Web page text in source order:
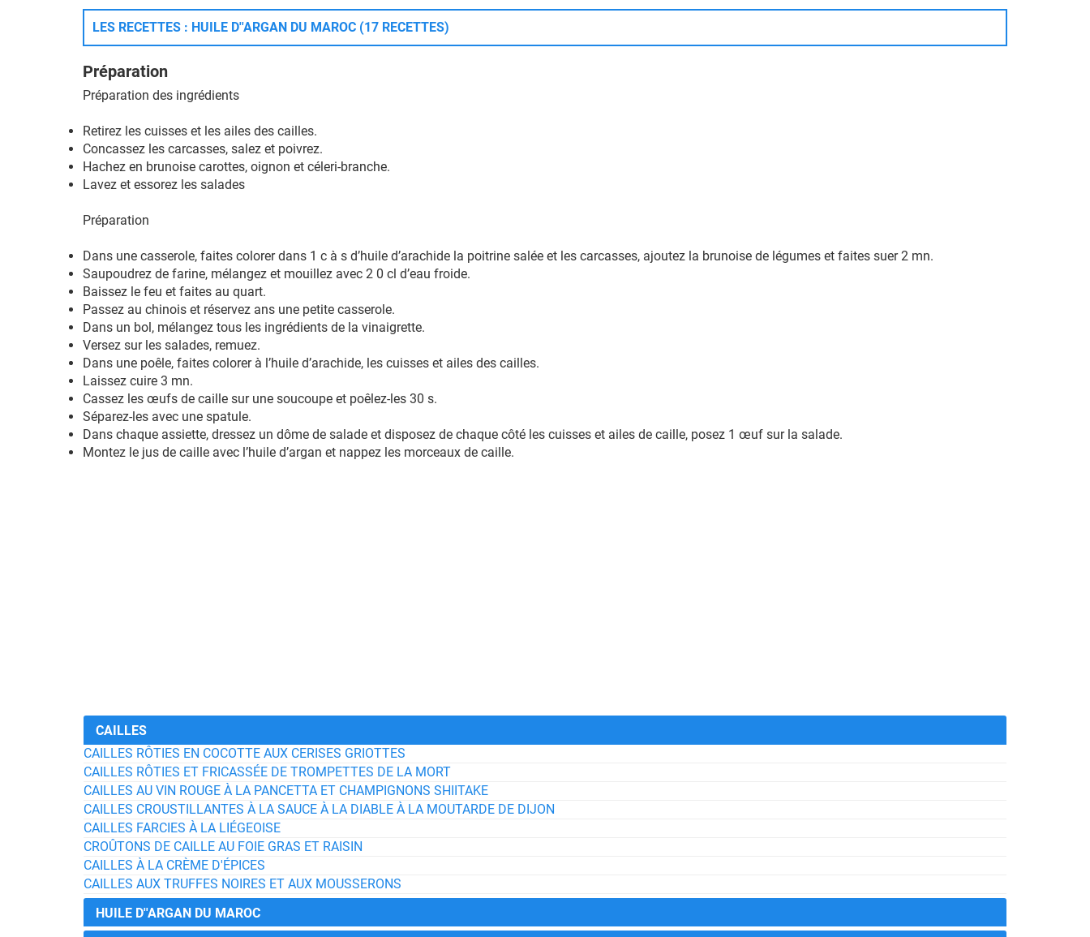
LES RECETTES : HUILE D''ARGAN DU MAROC (17 RECETTES)
Préparation
Préparation des ingrédients
Retirez les cuisses et les ailes des cailles.
Concassez les carcasses, salez et poivrez.
Hachez en brunoise carottes, oignon et céleri-branche.
Lavez et essorez les salades
Préparation
Dans une casserole, faites colorer dans 1 c à s d’huile d’arachide la poitrine salée et les carcasses, ajoutez la brunoise de légumes et faites suer 2 mn.
Saupoudrez de farine, mélangez et mouillez avec 2 0 cl d’eau froide.
Baissez le feu et faites au quart.
Passez au chinois et réservez ans une petite casserole.
Dans un bol, mélangez tous les ingrédients de la vinaigrette.
Versez sur les salades, remuez.
Dans une poêle, faites colorer à l’huile d’arachide, les cuisses et ailes des cailles.
Laissez cuire 3 mn.
Cassez les œufs de caille sur une soucoupe et poêlez-les 30 s.
Séparez-les avec une spatule.
Dans chaque assiette, dressez un dôme de salade et disposez de chaque côté les cuisses et ailes de caille, posez 1 œuf sur la salade.
Montez le jus de caille avec l’huile d’argan et nappez les morceaux de caille.
CAILLES
CAILLES RÔTIES EN COCOTTE AUX CERISES GRIOTTES
CAILLES RÔTIES ET FRICASSÉE DE TROMPETTES DE LA MORT
CAILLES AU VIN ROUGE À LA PANCETTA ET CHAMPIGNONS SHIITAKE
CAILLES CROUSTILLANTES À LA SAUCE À LA DIABLE À LA MOUTARDE DE DIJON
CAILLES FARCIES À LA LIÉGEOISE
CROÛTONS DE CAILLE AU FOIE GRAS ET RAISIN
CAILLES À LA CRÈME D'ÉPICES
CAILLES AUX TRUFFES NOIRES ET AUX MOUSSERONS
HUILE D''ARGAN DU MAROC